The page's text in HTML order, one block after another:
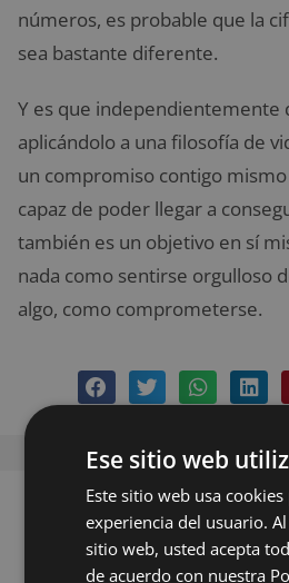
números, es probable que la
sea bastante diferente.
Y es que independientemente
aplicándolo a una filosofía de
un compromiso contigo
capaz de poder llegar a
también es un objetivo en sí
nada como sentirse orgulloso
algo, como comprometerse.
1
Ese sitio web
Este sitio web usa
experiencia del usuario.
sitio web, usted acepta
de acuerdo con nuestra